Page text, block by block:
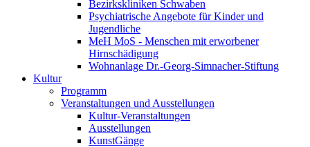
Bezirkskliniken Schwaben
Psychiatrische Angebote für Kinder und
Jugendliche
MeH MoS - Menschen mit erworbener
Hirnschädigung
Wohnanlage Dr.-Georg-Simnacher-Stiftung
Kultur
Programm
Veranstaltungen und Ausstellungen
Kultur-Veranstaltungen
Ausstellungen
KunstGänge